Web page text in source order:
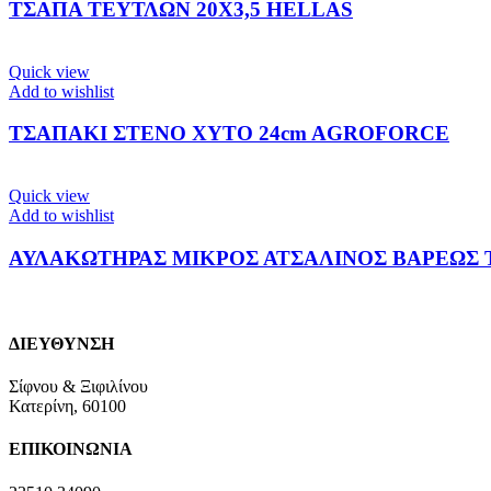
ΤΣΑΠΑ ΤΕΥΤΛΩΝ 20Χ3,5 HELLAS
Quick view
Add to wishlist
ΤΣΑΠΑΚΙ ΣΤΕΝΟ ΧΥΤΟ 24cm AGROFORCE
Quick view
Add to wishlist
ΑΥΛΑΚΩΤΗΡΑΣ ΜΙΚΡΟΣ ΑΤΣΑΛΙΝΟΣ ΒΑΡΕΩΣ
ΔΙΕΥΘΥΝΣΗ
Σίφνου & Ξιφιλίνου
Κατερίνη, 60100
ΕΠΙΚΟΙΝΩΝΙΑ